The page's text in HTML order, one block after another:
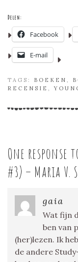
Delen:
Facebook
E-mail
TAGS: BOEKEN ,
RECENSIE ,
One response
#3) – Maria V.
gaia
Wat fijn
ben van
(her)lezen. Ik
de andere